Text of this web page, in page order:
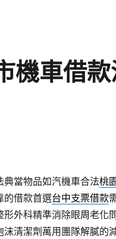
機車借
典當物品如汽機車合法桃
的借款首選台中支票借款
形外科精準消除眼周老化
沫清潔劑萬用團隊解膩的